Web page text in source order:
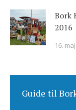
Bork
2016
16.
Guide til